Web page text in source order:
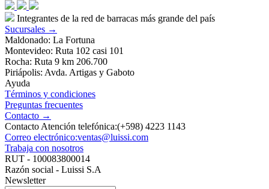
Integrantes de la red de barracas más grande del país
Sucursales →
Maldonado: La Fortuna
Montevideo: Ruta 102 casi 101
Rocha: Ruta 9 km 206.700
Piriápolis: Avda. Artigas y Gaboto
Ayuda
Términos y condiciones
Preguntas frecuentes
Contacto →
Contacto Atención telefónica:(+598) 4223 1143
Correo electrónico:ventas@luissi.com
Trabaja con nosotros
RUT - 100083800014
Razón social - Luissi S.A
Newsletter